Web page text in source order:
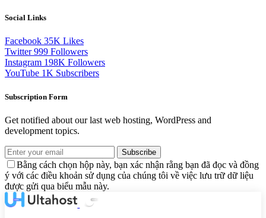
Social Links
Facebook 35K Likes
Twitter 999 Followers
Instagram 198K Followers
YouTube 1K Subscribers
Subscription Form
Get notified about our last web hosting, WordPress and
development topics.
Subscribe
Bằng cách chọn hộp này, bạn xác nhận rằng bạn đã đọc và đồng
ý với các điều khoản sử dụng của chúng tôi về việc lưu trữ dữ liệu
được gửi qua biểu mẫu này.